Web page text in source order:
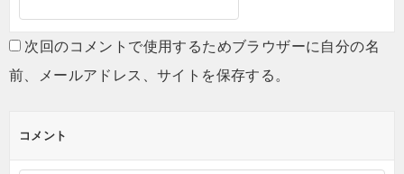
次回のコメントで使用するためブラウザーに自分の名
前、メールアドレス、サイトを保存する。
コメント